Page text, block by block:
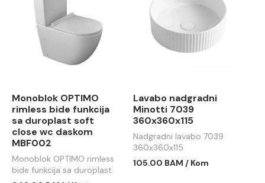
Monoblok OPTIMO
rimless bide funkcija
sa duroplast soft
close wc daskom
MBF002
Monoblok OPTIMO rimless
bide funkcija sa duroplast
Lavabo nadgradni
Minotti 7039
360x360x115
Nadgradni lavabo 7039
360x360x115
105.00 BAM / Kom